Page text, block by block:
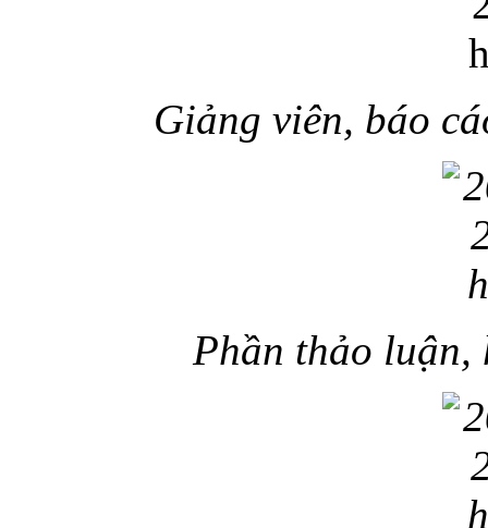
Giảng viên, báo
Phần thảo